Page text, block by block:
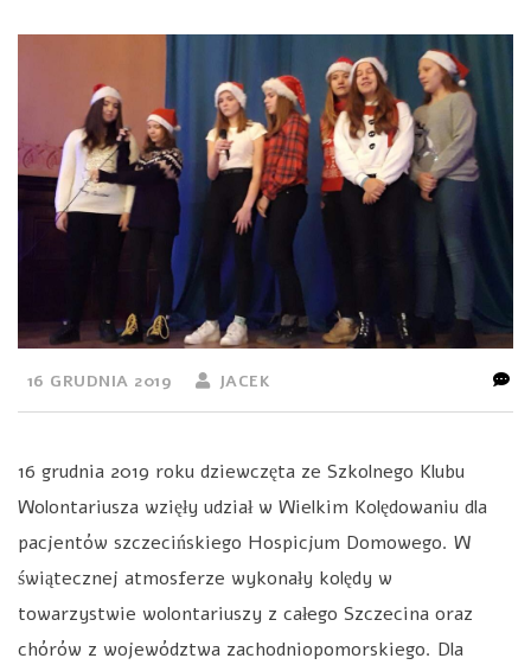
16 GRUDNIA 2019 JACEK
16 grudnia 2019 roku dziewczęta ze Szkolnego Klubu
Wolontariusza wzięły udział w Wielkim Kolędowaniu dla
pacjentów szczecińskiego Hospicjum Domowego. W
świątecznej atmosferze wykonały kolędy w
towarzystwie wolontariuszy z całego Szczecina oraz
chórów z województwa zachodniopomorskiego. Dla